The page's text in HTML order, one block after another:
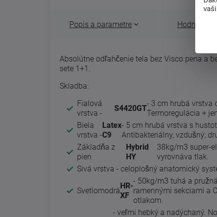
Popis a parametre Hodnotenie
Absolútne odľahčenie tela bez Visco pena a
sete 1+1.
Skladba:
Fialová
vrstva -
S4420GT
- 3 cm hrubá vrstva
Termoregulácia +
Biela
vrstva -
Latex
C9
- 5 cm hrubá vrstva s
Antibakteriálny, vzdušný;
Základňa z
pien
Hybrid
HY
38kg/m3 super-
vyrovnáva tlak.
Sivá vrstva - celoplošný anatomický
Svetlomodrá
HR-
XF
- 50kg/m3 tuhá a
ramennými sekciami a
otlakom.
- veľmi hebký a nadýchaný.